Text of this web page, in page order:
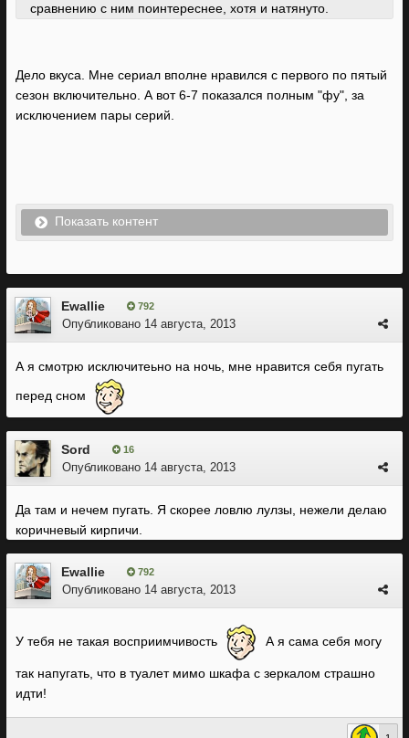
сравнению с ним поинтереснее, хотя и натянуто.
Дело вкуса. Мне сериал вполне нравился с первого по пятый
сезон включительно. А вот 6-7 показался полным "фу", за
исключением пары серий.
Показать контент
Ewallie 792
Опубликовано 14 августа, 2013
А я смотрю исключитеьно на ночь, мне нравится себя пугать
перед сном
Sord 16
Опубликовано 14 августа, 2013
Да там и нечем пугать. Я скорее ловлю лулзы, нежели делаю
коричневый кирпичи.
Ewallie 792
Опубликовано 14 августа, 2013
У тебя не такая восприимчивость А я сама себя могу
так напугать, что в туалет мимо шкафа с зеркалом страшно
идти!